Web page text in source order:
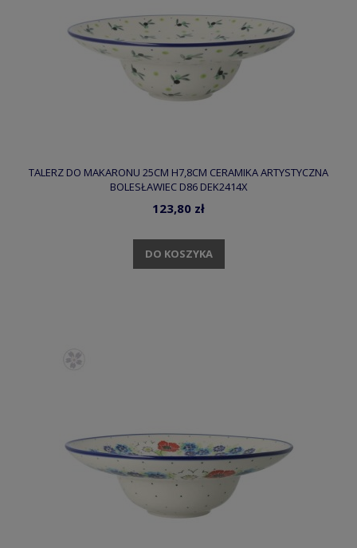
TALERZ DO MAKARONU 25CM H7,8CM CERAMIKA ARTYSTYCZNA
BOLESŁAWIEC D86 DEK2414X
123,80 zł
DO KOSZYKA